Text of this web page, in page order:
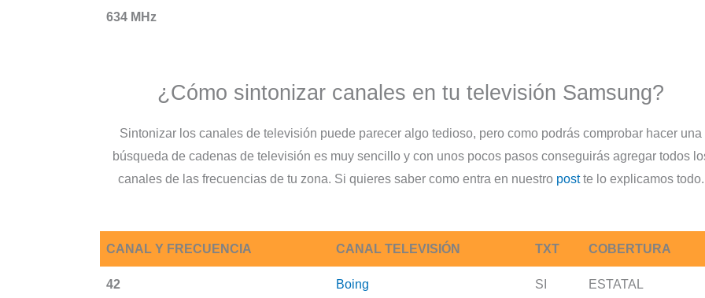
634 MHz
¿Cómo sintonizar canales en tu televisión Samsung?
Sintonizar los canales de televisión puede parecer algo tedioso, pero como podrás comprobar hacer una
búsqueda de cadenas de televisión es muy sencillo y con unos pocos pasos conseguirás agregar todos
canales de las frecuencias de tu zona. Si quieres saber como entra en nuestro postte lo explicamos todo.
CANAL Y FRECUENCIA CANAL TELEVISIÓN TXT COBERTURA
42
Boing SI ESTATAL